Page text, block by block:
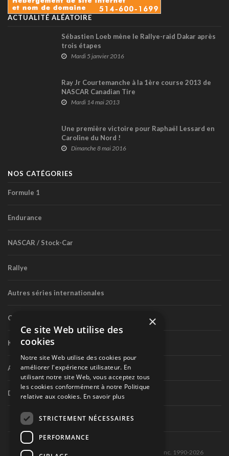
ACTUALITÉ ALÉATOIRE
Sébastien Loeb mène le Rallye-raid Dakar après
trois étapes
Mardi 5 janvier 2016
Ray Jr Courtemanche à la 1ère course 2013 de
NASCAR Canadian Tire
Mardi 14 mai 2013
Une première victoire pour Raphaël Lessard en
Caroline du Nord !
Dimanche 8 mai 2016
NOS CATÉGORIES
Formule 1
Endurance
NASCAR / Stock-Car
Rallye
Autres séries internationales
Circuit routier canadien
Karting
Autres séries nationales
Divers
Tous droits réservés © Les Éditions Pole-Position inc. 1990-2026
×
Ce site Web utilise des
cookies
Notre site Web utilise des cookies pour
améliorer l'expérience utilisateur. En
utilisant notre site Web, vous acceptez tous
les cookies conformément à notre Politique
relative aux cookies. En savoir plus
STRICTEMENT NÉCESSAIRES
PERFORMANCE